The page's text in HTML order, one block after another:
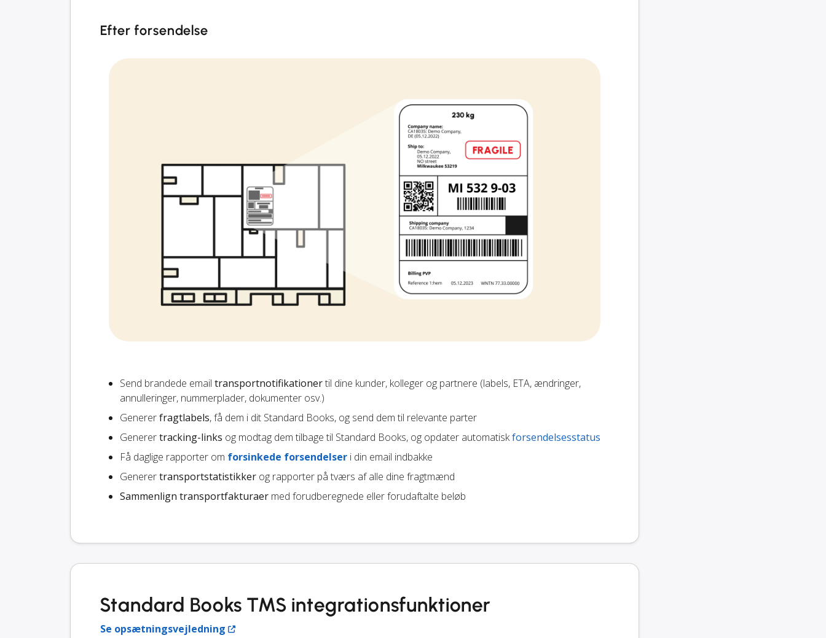
Efter forsendelse
Send brandede email transportnotifikationertil dine kunder, kolleger og partnere (labels, ETA, ændringer,
annulleringer, nummerplader, dokumenter osv.)
Genererfragtlabels, få dem i dit Standard Books, og send dem til relevante parter
Generertracking-links og modtag dem tilbage til Standard Books, og opdater automatiskforsendelsesstatus
Få daglige rapporter om forsinkede forsendelser i din email indbakke
Generertransportstatistikker og rapporter på tværs af alle dine fragtmænd
Sammenlign transportfakturaer med forudberegnede eller forudaftalte beløb
Standard Books TMS integrationsfunktioner
Se opsætningsvejledning